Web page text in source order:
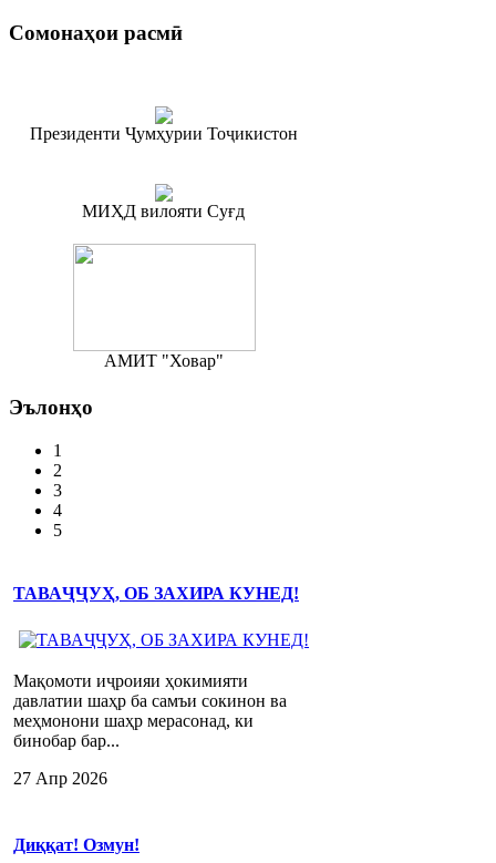
Сомонаҳои расмӣ
Президенти Ҷумҳурии Тоҷикистон
МИҲД вилояти Суғд
АМИТ "Ховар"
Эълонҳо
1
2
3
4
5
ТАВАҶҶУҲ, ОБ ЗАХИРА КУНЕД!
Мақомоти иҷроияи ҳокимияти
давлатии шаҳр ба самъи сокинон ва
меҳмонони шаҳр мерасонад, ки
бинобар бар...
27 Апр 2026
Диққат! Озмун!